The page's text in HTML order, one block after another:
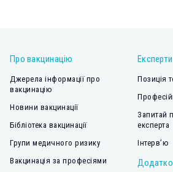
Про вакцинацію
Джерела інформації про
вакцинацію
Новини вакцинації
Бібліотека вакцинації
Групи медичного ризику
Вакцинація за професіями
Експерти
Позиція
Запитай
експерта
Інтерв’ю